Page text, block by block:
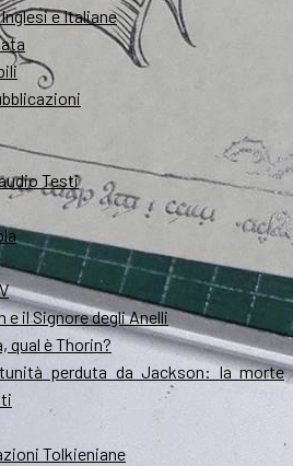
e Italiane
Testi
e il Signore degli Anelli
qual è Thorin?
perduta da Jackson: la morte
Tolkieniane